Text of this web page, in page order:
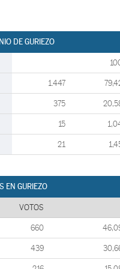
DE GURIEZO
1.447
375
15
21
EN GURIEZO
VOTOS
660
439